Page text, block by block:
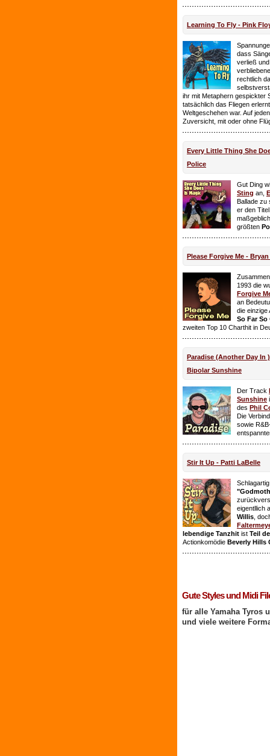
Learning To Fly - Pink
dass
verließ
rechtlich
ihr mit Metaphern gespickter
tatsächlich das Fliegen
Weltgeschehen war. Auf
Zuversicht, mit oder ohne
Every Little Thing She
Police
Gut Ding
Sting an,
Ballade zu
er den
größten
Please Forgive Me -
1993 die
Forgive
an
die einzige
So Far So
zweiten Top 10 Charthit in
Paradise (Another Day In
Bipolar Sunshine
Der Track
Sunshine
des Phil
Die
sowie
Stir It Up - Patti LaBelle
eigentllich
Willis ,
lebendige Tanzhit ist Teil
Actionkomödie Beverly Hills
Gute Styles und Midi
für alle Yamaha Tyros
und viele weitere